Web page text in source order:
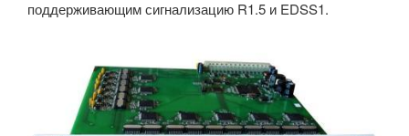
поддерживающим сигнализацию R1.5 и EDSS1.